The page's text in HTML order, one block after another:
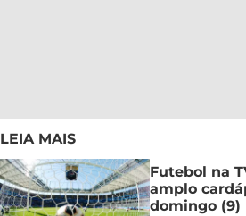
LEIA MAIS
Futebol na
amplo
domingo (9)